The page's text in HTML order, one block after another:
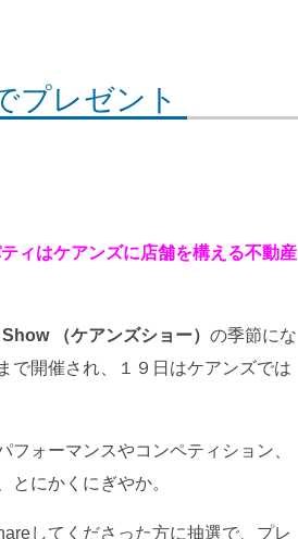
プレゼント
ィはケアンズに店舗を構える不動産
（ケアンズショー） の季節にな
で開催され、１９日はケアンズでは
ォーマンスやコンペティション、
にかくにぎやか。
してくださった方に抽選で、プレ